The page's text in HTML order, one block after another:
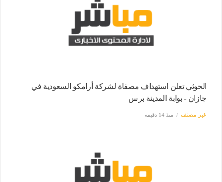
الحوثي تعلن استهداف مصفاة لشركة أرامكو السعودية في
جازان - بوابة المدينة برس
غير مصنف منذ 14 دقيقة